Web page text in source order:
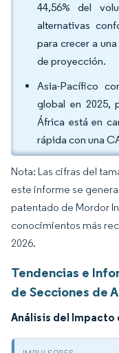
44,56% del
alternativas
para crecer a
de proyección.
Asia-Pacífico
global en 2025,
África está en
rápida con una
Nota: Las cifras del
este informe se
patentado de Mordor
conocimientos más
2026.
Tendencias e
de Secciones de
Análisis del Impacto